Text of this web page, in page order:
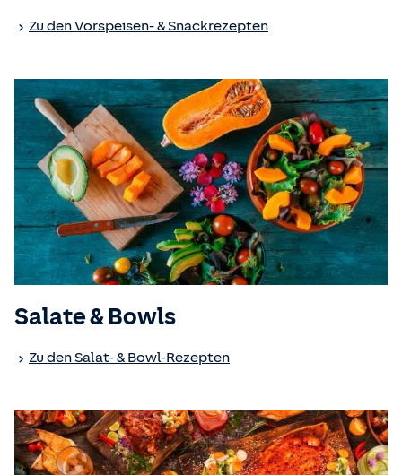
Zu den Vorspeisen- & Snackrezepten
Salate & Bowls
Zu den Salat- & Bowl-Rezepten